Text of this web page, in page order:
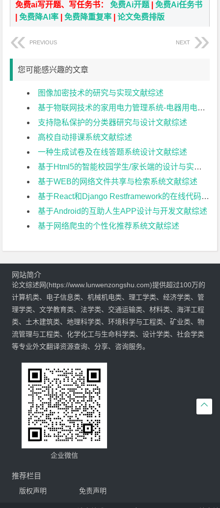
免费ai写开题、写任务书：免费Ai开题 |免费Ai任务书
|免费降AI率 |免费降重复率 |论文免费排版
PREVIOUS NEXT
您可能感兴趣的文章
图像加密技术的研究与实现文献综述
基于物联网技术的家用电力管理系统-电器用电量模拟子系统文献综述
支持隐私保护的分类器研究与设计文献综述
高校自动排课系统文献综述
一种生成试卷及在线答题系统设计文献综述
基于Html5的智能校园学生/家长端的设计与实现文献综述
基于WEB的网络文件共享与检索系统文献综述
基于React和Django Restframework的在线代码评测系统文献综述
基于Android的互助人生APP设计与开发文献综述
基于网络爬虫的个性化推荐系统文献综述

网站简介
论文综述网(https://www.lunwenzongshu.com)提供超过100万的
计算机类、电子信息类、机械机电类、理工学类、经济学类、管
理学类、文学教育类、法学类、交通运输类、材料类、海洋工程
类、土木建筑类、地理科学类、环境科学与工程类、矿业类、物
流管理与工程类、化学化工与生命科学类、设计学类、社会学类
等专业外文翻译资源查询、分享、咨询服务。
企业微信
推荐栏目
版权声明 免责声明